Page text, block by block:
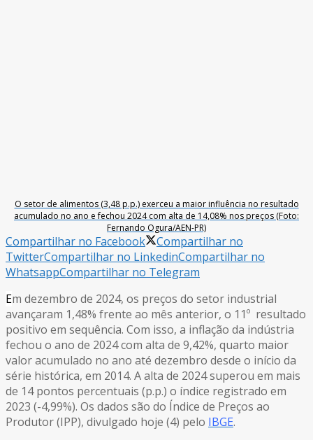
O setor de alimentos (3,48 p.p.) exerceu a maior influência no resultado
acumulado no ano e fechou 2024 com alta de 14,08% nos preços (Foto:
Fernando Ogura/AEN-PR)
Compartilhar no Facebook
Compartilhar no
TwitterCompartilhar no LinkedinCompartilhar no
WhatsappCompartilhar no Telegram
Em dezembro de 2024, os preços do setor industrial
avançaram 1,48% frente ao mês anterior, o 11º resultado
positivo em sequência. Com isso, a inflação da indústria
fechou o ano de 2024 com alta de 9,42%, quarto maior
valor acumulado no ano até dezembro desde o início da
série histórica, em 2014. A alta de 2024 superou em mais
de 14 pontos percentuais (p.p.) o índice registrado em
2023 (-4,99%). Os dados são do Índice de Preços ao
Produtor (IPP), divulgado hoje (4) pelo IBGE.